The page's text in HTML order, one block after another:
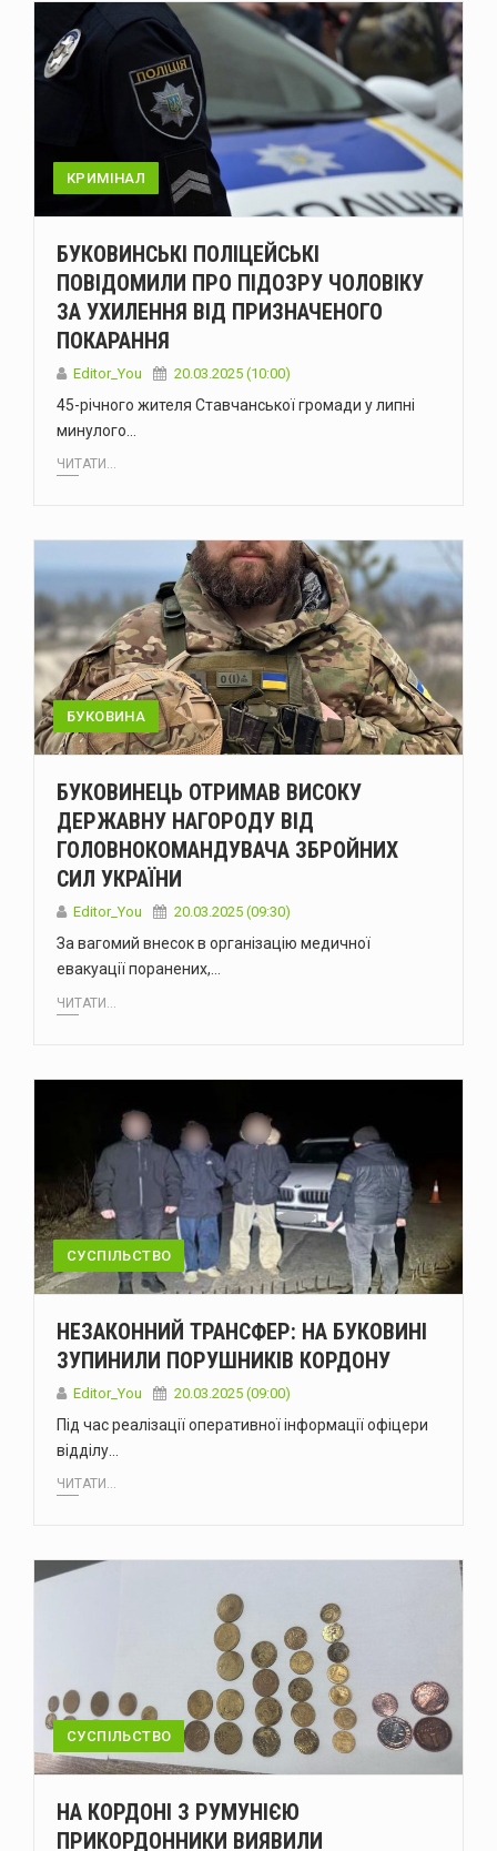
КРИМІНАЛ
БУКОВИНСЬКІ ПОЛІЦЕЙСЬКІ
ПОВІДОМИЛИ ПРО ПІДОЗРУ ЧОЛОВІКУ
ЗА УХИЛЕННЯ ВІД ПРИЗНАЧЕНОГО
ПОКАРАННЯ
Editor_You 20.03.2025 (10:00)
45-річного жителя Ставчанської громади у липні
минулого…
ЧИТАТИ...
БУКОВИНА
БУКОВИНЕЦЬ ОТРИМАВ ВИСОКУ
ДЕРЖАВНУ НАГОРОДУ ВІД
ГОЛОВНОКОМАНДУВАЧА ЗБРОЙНИХ
СИЛ УКРАЇНИ
Editor_You 20.03.2025 (09:30)
За вагомий внесок в організацію медичної
евакуації поранених,…
ЧИТАТИ...
СУСПІЛЬСТВО
НЕЗАКОННИЙ ТРАНСФЕР: НА БУКОВИНІ
ЗУПИНИЛИ ПОРУШНИКІВ КОРДОНУ
Editor_You 20.03.2025 (09:00)
Під час реалізації оперативної інформації офіцери
відділу…
ЧИТАТИ...
СУСПІЛЬСТВО
НА КОРДОНІ З РУМУНІЄЮ
ПРИКОРДОННИКИ ВИЯВИЛИ